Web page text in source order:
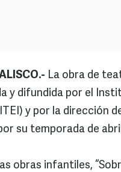
La obra de
y difundida por el
y por la dirección
su temporada de
obras infantiles,